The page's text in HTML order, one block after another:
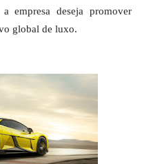
empresa deseja promover
global de luxo.